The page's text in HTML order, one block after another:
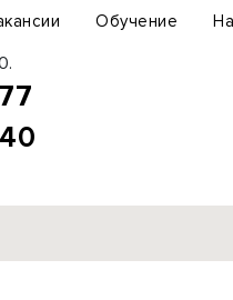
Обучение